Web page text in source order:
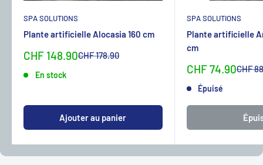
SPA SOLUTIONS
Plante artificielle Alocasia 160 cm
Sonderpreis
CHF 148.90Normalpreis
CHF 178.90
En stock
Ajouter au panier
SPA SOLUTIONS
Plante artificielle
cm
Sonderpreis
CHF 74.90CHF
Épuisé